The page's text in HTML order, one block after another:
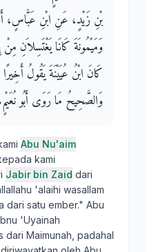
بْنِ زَيْدٍ، عَنِ ابْنِ عَبَّاسٍ،
وَمَيْمُونَةَ كَانَا يَغْتَسِلاَنِ مِنْ
كَانَ ابْنُ عُيَيْنَةَ يَقُولُ
وَالصَّحِيحُ مَا رَوَى أَبُو
Abu Nu'aim
kami
Jabir bin Zaid dari
'alaihi wasallam
dari satu ember." Abu
'Uyainah
dari Maimunah, padahal